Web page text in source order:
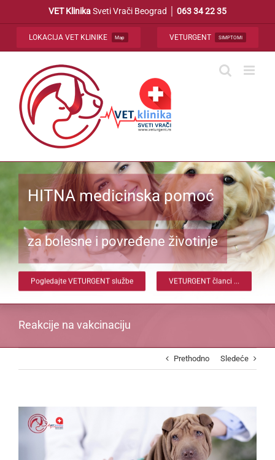
VET KlinikaSveti Vrači Beograd │ 063 34 22 35
LOKACIJA VET KLINIKE Map VETURGENT SIMPTOMI
HITNA medicinska pomoć
za bolesne i povređene životinje
Pogledajte VETURGENT službe VETURGENT članci ...
Reakcije na vakcinaciju
Prethodno Sledeće
Larger
Image